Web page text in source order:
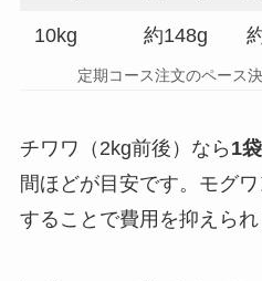
10kg 約148g
定期コース注文のペース
チワワ（2kg前後）なら 1
間ほどが目安です。モグ
することで費用を抑えられ